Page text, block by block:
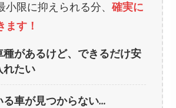
小限に抑えられる分、確実に
ます！
種があるけど、できるだけ安
れたい
る車が見つからない…